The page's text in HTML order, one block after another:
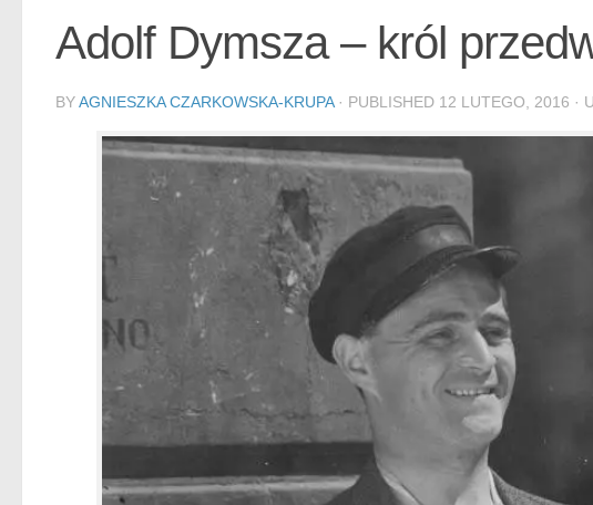
Adolf Dymsza – król
BYAGNIESZKA CZARKOWSKA-KRUPA · PUBLISHED 12 LUTEGO, 2016 ·